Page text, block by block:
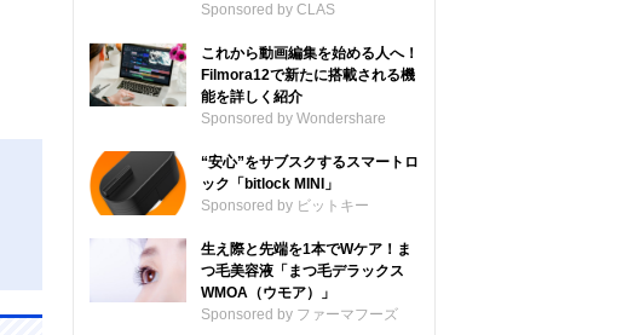
Sponsored by CLAS
これから動画編集を始める人へ！
Filmora12で新たに搭載される機
能を詳しく紹介
Sponsored by Wondershare
“安心”をサブスクするスマートロ
ック「bitlock MINI」
Sponsored by ビットキー
生え際と先端を1本でWケア！ま
つ毛美容液「まつ毛デラックス
WMOA（ウモア）」
Sponsored by ファーマフーズ